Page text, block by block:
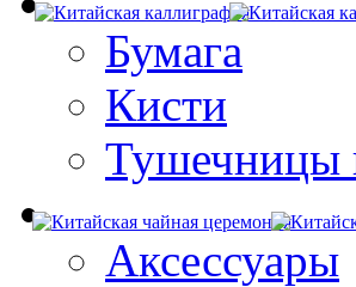
Бумага
Кисти
Тушечницы
Аксессуары